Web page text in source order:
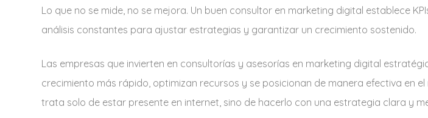
Lo que no se mide, no se mejora. Un buen consultor en marketing digital establece
análisis constantes para ajustar estrategias y garantizar un crecimiento sostenido.
Las empresas que invierten en consultorías y asesorías en marketing digital
crecimiento más rápido, optimizan recursos y se posicionan de manera efectiva en el
trata solo de estar presente en internet, sino de hacerlo con una estrategia clara y